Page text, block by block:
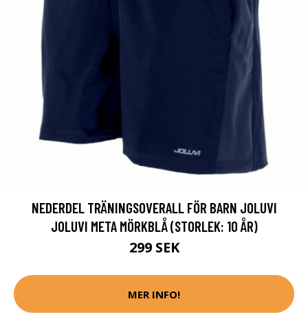
NEDERDEL TRÄNINGSOVERALL FÖR BARN JOLUVI
JOLUVI META MÖRKBLÅ (STORLEK: 10 ÅR)
299 SEK
MER INFO!